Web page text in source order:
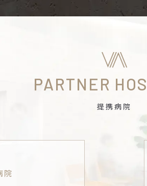
PARTNER
提携病院
院